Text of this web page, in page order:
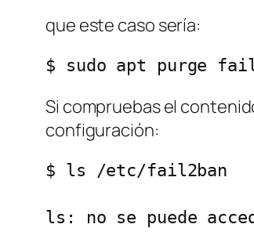
que este caso sería:
$ sudo apt purge
Si compruebas el
configuración:
$ ls /etc/fail2ban
ls: no se puede